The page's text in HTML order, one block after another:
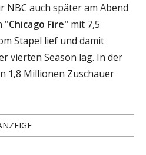
NBC auch später am Abend
"Chicago Fire" mit 7,5
Stapel lief und damit
vierten Season lag. In der
1,8 Millionen Zuschauer